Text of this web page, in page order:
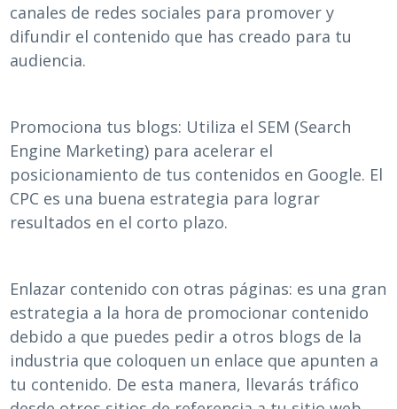
canales de redes sociales para promover y
difundir el contenido que has creado para tu
audiencia.
Promociona tus blogs: Utiliza el SEM (Search
Engine Marketing) para acelerar el
posicionamiento de tus contenidos en Google. El
CPC es una buena estrategia para lograr
resultados en el corto plazo.
Enlazar contenido con otras páginas: es una gran
estrategia a la hora de promocionar contenido
debido a que puedes pedir a otros blogs de la
industria que coloquen un enlace que apunten a
tu contenido. De esta manera, llevarás tráfico